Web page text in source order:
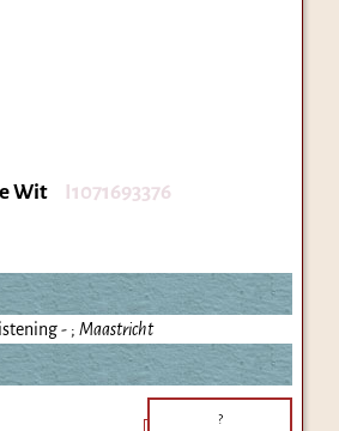
Wit I1071693376
- ; Maastricht
?